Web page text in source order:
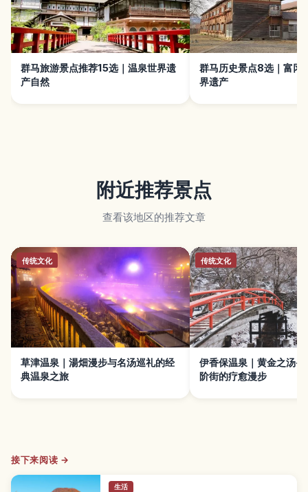
群马旅游景点推荐15选｜温泉世界遗
产自然
群马历史景点8选｜富冈
界遗产
附近推荐景点
查看该地区的推荐文章
传统文化
草津温泉｜湯畑漫步与名汤巡礼的经
典温泉之旅
传统文化
伊香保温泉｜黄金之汤·
阶街的疗愈漫步
接下来阅读 →
生活